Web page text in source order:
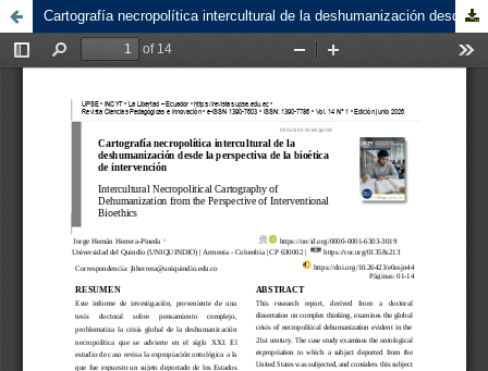
Cartografía necropolítica intercultural de la deshumanización desde la perspectiva de la bioética de intervención